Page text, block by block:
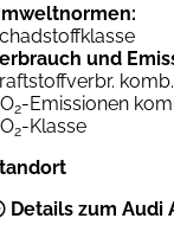
und
komb.
2-Emissionen
2-Klasse
Details zum Audi